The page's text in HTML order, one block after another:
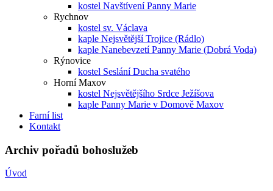
kostel Navštívení Panny Marie
Rychnov
kostel sv. Václava
kaple Nejsvětější Trojice (Rádlo)
kaple Nanebevzetí Panny Marie (Dobrá Voda)
Rýnovice
kostel Seslání Ducha svatého
Horní Maxov
kostel Nejsvětějšího Srdce Ježíšova
kaple Panny Marie v Domově Maxov
Farní list
Kontakt
Archiv pořadů bohoslužeb
Úvod